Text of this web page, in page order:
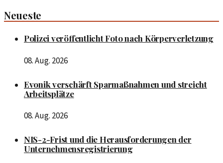
Neueste
Polizei veröffentlicht Foto nach Körperverletzung
08. Aug. 2026
Evonik verschärft Sparmaßnahmen und streicht
Arbeitsplätze
08. Aug. 2026
NIS-2-Frist und die Herausforderungen der
Unternehmensregistrierung